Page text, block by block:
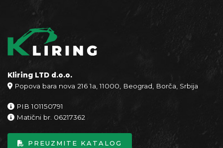
Kliring LTD d.o.o.
Popova bara nova 216 1a, 11000, Beograd, Borča, Srbija
PIB 101150791
Matični br. 06217362
PREUZMITE KATALOG